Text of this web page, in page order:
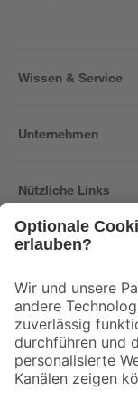
Wissen & Service
Unternehmen
Nützliche Links
Der toom Newsletter:
Zur Newsletter
Folge uns